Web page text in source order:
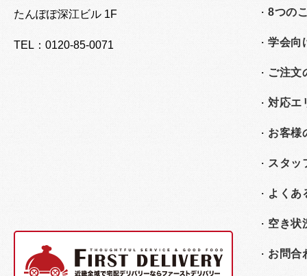
たんぽぽ深江ビル 1F
TEL：0120-85-0071
8つの
学会向
ご注文
対応エ
お客様
スタッ
よくあ
空き状
お問合